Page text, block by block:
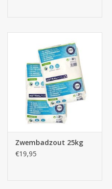
Zwembadzout 25kg
€19,95